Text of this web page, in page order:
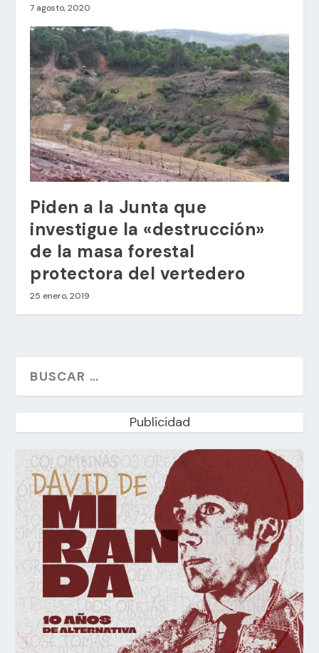
7 agosto, 2020
Piden a la Junta que
investigue la «destrucción»
de la masa forestal
protectora del vertedero
25 enero, 2019
Publicidad